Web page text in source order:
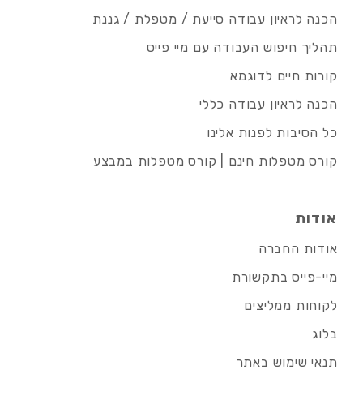
הכנה לראיון עבודה סייעת / מטפלת / גננת
תהליך חיפוש העבודה עם מיי פייס
קורות חיים לדוגמא
הכנה לראיון עבודה כללי
כל הסיבות לפנות אלינו
קורס מטפלות חינם | קורס מטפלות במבצע
אודות
אודות החברה
מיי-פייס בתקשורת
לקוחות ממליצים
בלוג
תנאי שימוש באתר